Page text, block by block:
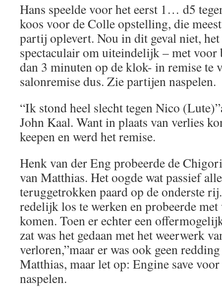
Hans speelde voor het eerst 1… d5
koos voor de Colle opstelling, die
partij oplevert. Nou in dit geval niet,
spectaculair om uiteindelijk – met voor
dan 3 minuten op de klok- in remise te
salonremise dus. Zie partijen naspelen.
“Ik stond heel slecht tegen Nico
John Kaal. Want in plaats van verlies
keepen en werd het remise.
Henk van der Eng probeerde de
van Matthias. Het oogde wat passief
teruggetrokken paard op de onderste
redelijk los te werken en probeerde
komen. Toen er echter een
zat was het gedaan met het weerwerk
verloren,”maar er was ook geen
Matthias, maar let op: Engine save
naspelen.